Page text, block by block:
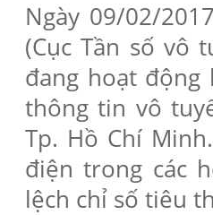
Ngày 09/02/
(Cục Tần số vô
đang hoạt động
thông tin vô
Tp. Hồ Chí
điện trong các
lệch chỉ số tiêu